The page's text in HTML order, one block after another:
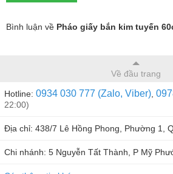
Bình luận về Pháo giấy bắn kim tuyến
Về đầu trang
Hotline: 0934 030 777 (Zalo, Viber),
22:00)
Địa chỉ: 438/7 Lê Hồng Phong, Phường 1,
Chi nhánh: 5 Nguyễn Tất Thành, P Mỹ